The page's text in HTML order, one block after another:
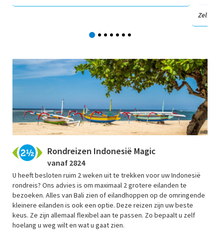
Zelf
Rondreizen Indonesië Magic
vanaf 2824
U heeft besloten ruim 2 weken uit te trekken voor uw Indonesië
rondreis? Ons advies is om maximaal 2 grotere eilanden te
bezoeken. Alles van Bali zien of eilandhoppen op de omringende
kleinere eilanden is ook een optie. Deze reizen zijn uw beste
keus. Ze zijn allemaal flexibel aan te passen. Zo bepaalt u zelf
hoelang u weg wilt en wat u gaat zien.